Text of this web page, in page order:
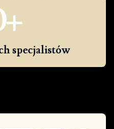
+
specjalistów